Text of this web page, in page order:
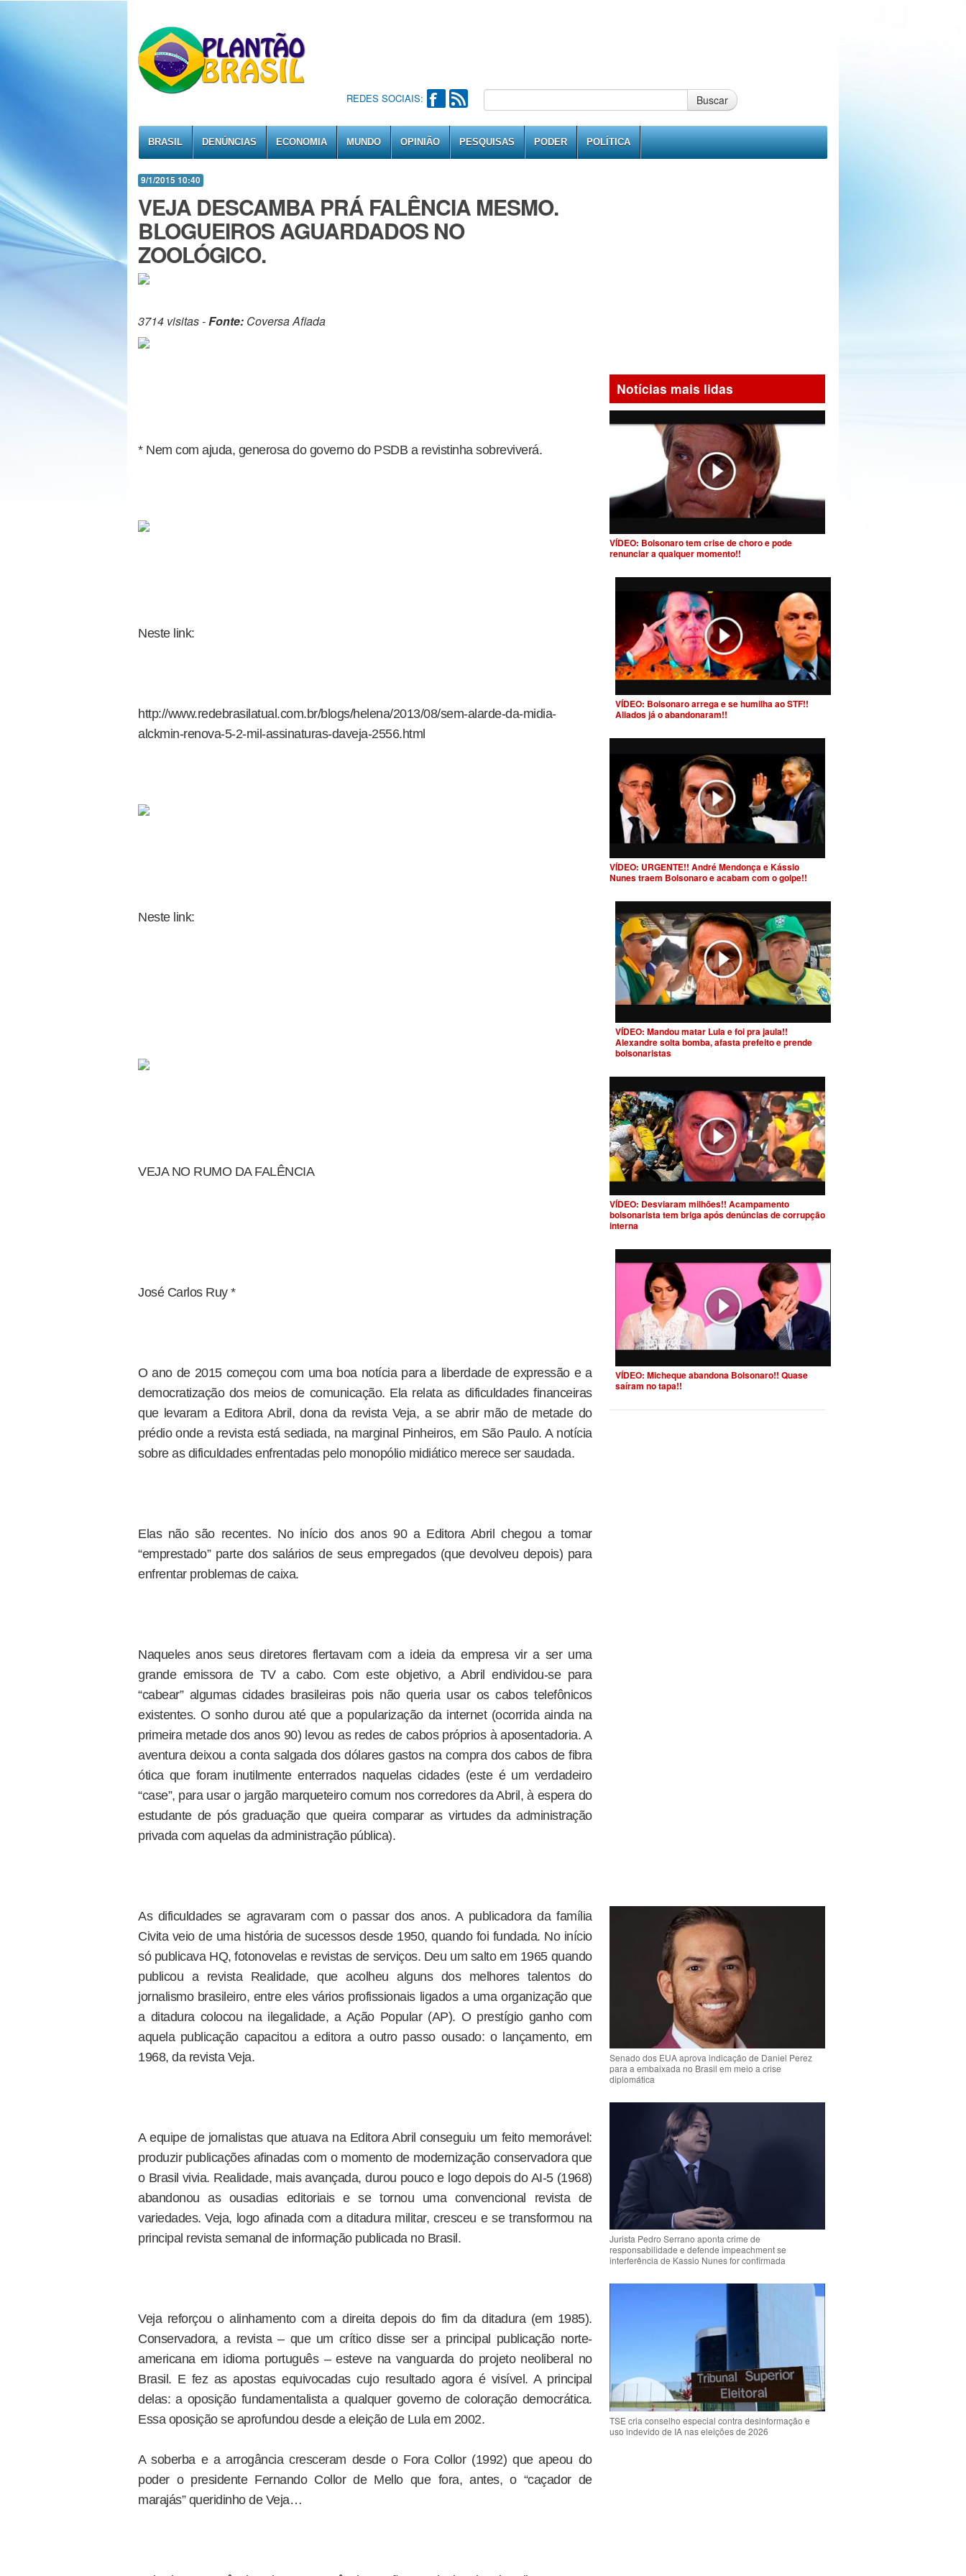
REDES SOCIAIS: Buscar
BRASIL DENÚNCIAS ECONOMIA MUNDO OPINIÃO PESQUISAS PODER POLÍTICA
9/1/2015 10:40
VEJA DESCAMBA PRÁ FALÊNCIA MESMO.
BLOGUEIROS AGUARDADOS NO
ZOOLÓGICO.
3714 visitas -Fonte: Coversa Afiada
* Nem com ajuda, generosa do governo do PSDB a revistinha sobreviverá.
Neste link:
http://www.redebrasilatual.com.br/blogs/helena/2013/08/sem-alarde-da-midia-
alckmin-renova-5-2-mil-assinaturas-daveja-2556.html
Neste link:
VEJA NO RUMO DA FALÊNCIA
José Carlos Ruy *
O ano de 2015 começou com uma boa notícia para a liberdade de expressão e a
democratização dos meios de comunicação. Ela relata as dificuldades financeiras
que levaram a Editora Abril, dona da revista Veja, a se abrir mão de metade do
prédio onde a revista está sediada, na marginal Pinheiros, em São Paulo. A notícia
sobre as dificuldades enfrentadas pelo monopólio midiático merece ser saudada.
Elas não são recentes. No início dos anos 90 a Editora Abril chegou a tomar
“emprestado” parte dos salários de seus empregados (que devolveu depois) para
enfrentar problemas de caixa.
Naqueles anos seus diretores flertavam com a ideia da empresa vir a ser uma
grande emissora de TV a cabo. Com este objetivo, a Abril endividou-se para
“cabear” algumas cidades brasileiras pois não queria usar os cabos telefônicos
existentes. O sonho durou até que a popularização da internet (ocorrida ainda na
primeira metade dos anos 90) levou as redes de cabos próprios à aposentadoria. A
aventura deixou a conta salgada dos dólares gastos na compra dos cabos de fibra
ótica que foram inutilmente enterrados naquelas cidades (este é um verdadeiro
“case”, para usar o jargão marqueteiro comum nos corredores da Abril, à espera do
estudante de pós graduação que queira comparar as virtudes da administração
privada com aquelas da administração pública).
As dificuldades se agravaram com o passar dos anos. A publicadora da família
Civita veio de uma história de sucessos desde 1950, quando foi fundada. No início
só publicava HQ, fotonovelas e revistas de serviços. Deu um salto em 1965 quando
publicou a revista Realidade, que acolheu alguns dos melhores talentos do
jornalismo brasileiro, entre eles vários profissionais ligados a uma organização que
a ditadura colocou na ilegalidade, a Ação Popular (AP). O prestígio ganho com
aquela publicação capacitou a editora a outro passo ousado: o lançamento, em
1968, da revista Veja.
A equipe de jornalistas que atuava na Editora Abril conseguiu um feito memorável:
produzir publicações afinadas com o momento de modernização conservadora que
o Brasil vivia. Realidade, mais avançada, durou pouco e logo depois do AI-5 (1968)
abandonou as ousadias editoriais e se tornou uma convencional revista de
variedades. Veja, logo afinada com a ditadura militar, cresceu e se transformou na
principal revista semanal de informação publicada no Brasil.
Veja reforçou o alinhamento com a direita depois do fim da ditadura (em 1985).
Conservadora, a revista – que um crítico disse ser a principal publicação norte-
americana em idioma português – esteve na vanguarda do projeto neoliberal no
Brasil. E fez as apostas equivocadas cujo resultado agora é visível. A principal
delas: a oposição fundamentalista a qualquer governo de coloração democrática.
Essa oposição se aprofundou desde a eleição de Lula em 2002.
A soberba e a arrogância cresceram desde o Fora Collor (1992) que apeou do
poder o presidente Fernando Collor de Mello que fora, antes, o “caçador de
marajás” queridinho de Veja…
Notícias mais lidas
VÍDEO: Bolsonaro tem crise de choro e pode
renunciar a qualquer momento!!
VÍDEO: Bolsonaro arrega e se humilha ao STF!!
Aliados já o abandonaram!!
VÍDEO: URGENTE!! André Mendonça e Kássio
Nunes traem Bolsonaro e acabam com o golpe!!
VÍDEO: Mandou matar Lula e foi pra jaula!!
Alexandre solta bomba, afasta prefeito e prende
bolsonaristas
VÍDEO: Desviaram milhões!! Acampamento
bolsonarista tem briga após denúncias de corrupção
interna
VÍDEO: Micheque abandona Bolsonaro!! Quase
saíram no tapa!!
Senado dos EUA aprova indicação de Daniel Perez
para a embaixada no Brasil em meio a crise
diplomática
Jurista Pedro Serrano aponta crime de
responsabilidade e defende impeachment se
interferência de Kassio Nunes for confirmada
TSE cria conselho especial contra desinformação e
uso indevido de IA nas eleições de 2026